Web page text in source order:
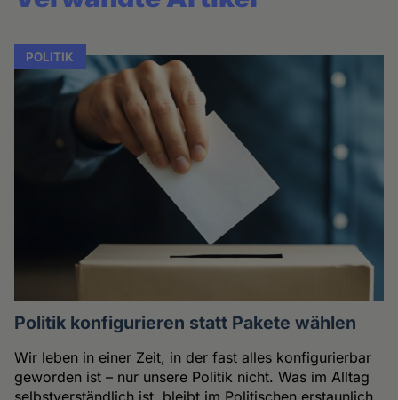
POLITIK
Politik konfigurieren statt Pakete wählen
Wir leben in einer Zeit, in der fast alles konfigurierbar
geworden ist – nur unsere Politik nicht. Was im Alltag
selbstverständlich ist, bleibt im Politischen erstaunlich